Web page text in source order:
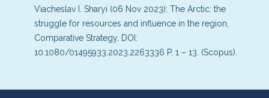
Viacheslav I. Sharyi (06 Nov 2023): The Arctic: the
struggle for resources and influence in the region,
Comparative Strategy, DOI:
10.1080/01495933.2023.2263336 P. 1 – 13. (Scopus).